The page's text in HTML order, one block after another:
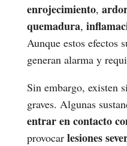
enrojecimiento,
quemadura,
Aunque estos efectos
generan alarma y
Sin embargo, existen
graves. Algunas
entrar en contacto
provocar lesiones